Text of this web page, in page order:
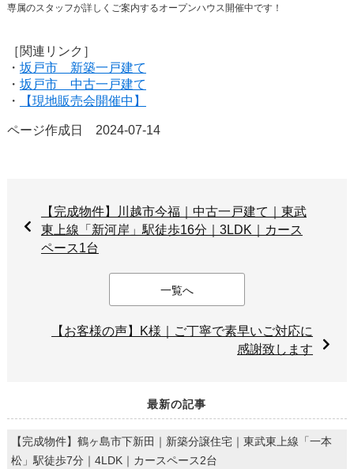
専属のスタッフが詳しくご案内するオープンハウス開催中です！
［関連リンク］
・ 坂戸市 新築一戸建て
・ 坂戸市 中古一戸建て
・
【現地販売会開催中】
ページ作成日 2024-07-14
【完成物件】川越市今福｜中古一戸建て｜東武
東上線「新河岸」駅徒歩16分｜3LDK｜カース
ペース1台
一覧へ
【お客様の声】K様｜ご丁寧で素早いご対応に
感謝致します
最新の記事
【完成物件】鶴ヶ島市下新田｜新築分譲住宅｜東武東上線「一本
松」駅徒歩7分｜4LDK｜カースペース2台